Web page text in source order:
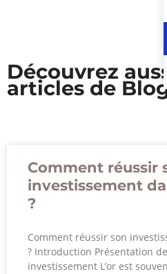
Découvrez
articles de
Comment réussir
investissement
?
Comment réussir son
? Introduction Présentation
investissement L’or est